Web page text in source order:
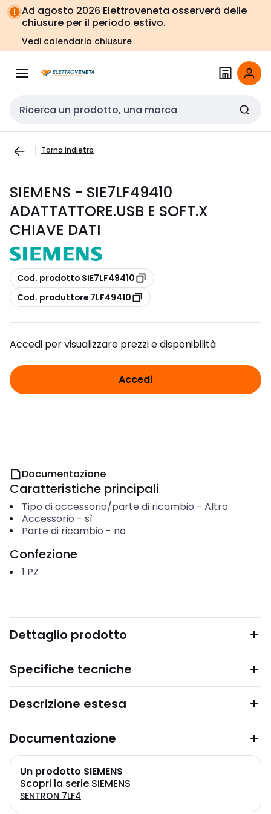
Vai alla
navigazione
Vai
alla
pagina
Ad agosto 2026 Elettroveneta osserverà delle
chiusure per il periodo estivo.
Vedi calendario chiusure
Cerca input
Torna indietro
SIEMENS - SIE7LF49410
ADATTATTORE.USB E SOFT.X
CHIAVE DATI
copia
Cod. prodotto SIE7LF49410
copia
Cod. produttore 7LF49410
Accedi per visualizzare prezzi e disponibilità
Accedi
Documentazione
Caratteristiche principali
Tipo di accessorio/parte di ricambio - Altro
Accessorio - sì
Parte di ricambio - no
Confezione
1 PZ
Dettaglio prodotto
Specifiche tecniche
Descrizione estesa
Documentazione
Un prodotto SIEMENS
Scopri la serie SIEMENS
SENTRON 7LF4